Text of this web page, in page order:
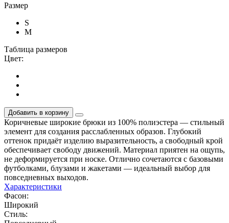
Размер
S
M
Таблица размеров
Цвет:
Добавить в корзину
Коричневые широкие брюки из 100% полиэстера — стильный
элемент для создания расслабленных образов. Глубокий
оттенок придаёт изделию выразительность, а свободный крой
обеспечивает свободу движений. Материал приятен на ощупь,
не деформируется при носке. Отлично сочетаются с базовыми
футболками, блузами и жакетами — идеальный выбор для
повседневных выходов.
Характеристики
Фасон:
Широкий
Стиль: